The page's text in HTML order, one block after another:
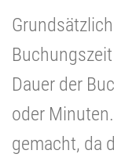
Dauer der
oder
gemacht, da